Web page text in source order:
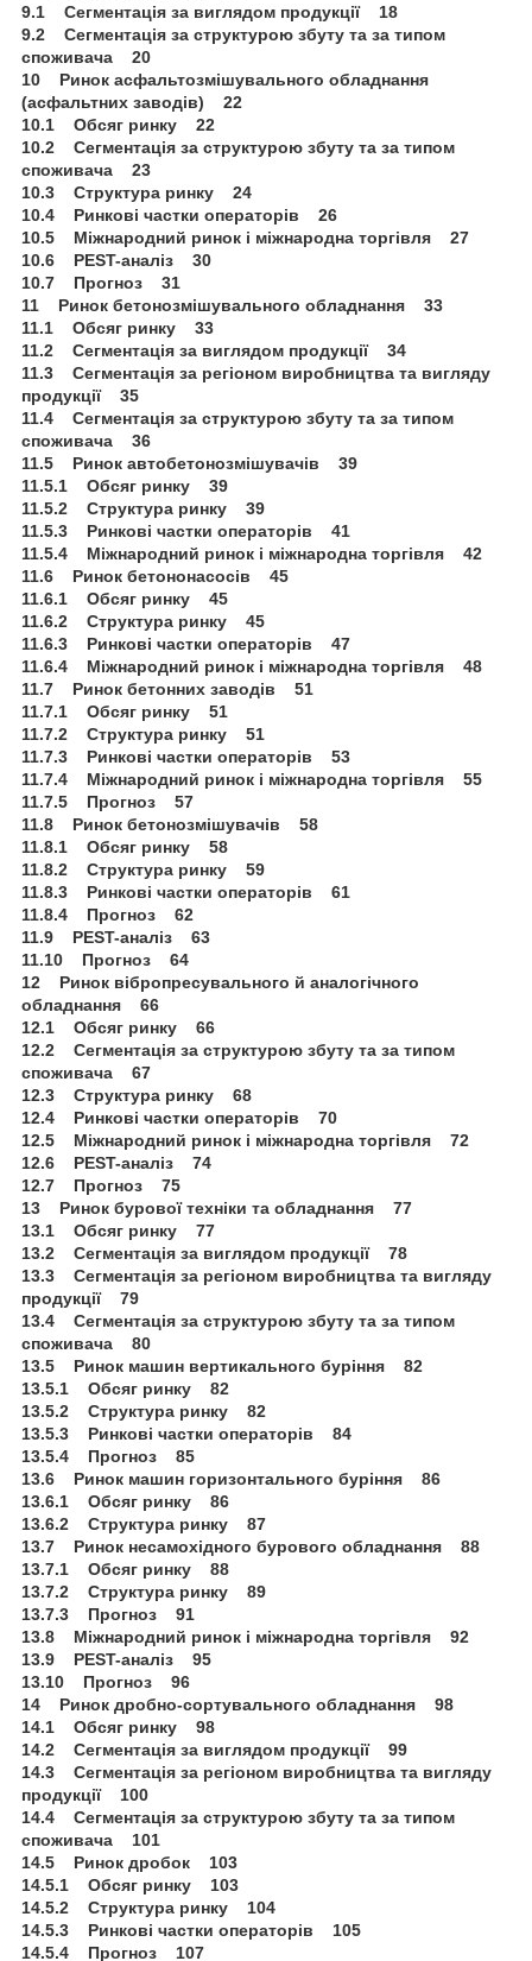
9.1 Сегментація за виглядом продукції 18
9.2 Сегментація за структурою збуту та за типом
споживача 20
10 Ринок асфальтозмішувального обладнання
(асфальтних заводів) 22
10.1 Обсяг ринку 22
10.2 Сегментація за структурою збуту та за типом
споживача 23
10.3 Структура ринку 24
10.4 Ринкові частки операторів 26
10.5 Міжнародний ринок і міжнародна торгівля 27
10.6 PEST-аналіз 30
10.7 Прогноз 31
11 Ринок бетонозмішувального обладнання 33
11.1 Обсяг ринку 33
11.2 Сегментація за виглядом продукції 34
11.3 Сегментація за регіоном виробництва та вигляду
продукції 35
11.4 Сегментація за структурою збуту та за типом
споживача 36
11.5 Ринок автобетонозмішувачів 39
11.5.1 Обсяг ринку 39
11.5.2 Структура ринку 39
11.5.3 Ринкові частки операторів 41
11.5.4 Міжнародний ринок і міжнародна торгівля 42
11.6 Ринок бетононасосів 45
11.6.1 Обсяг ринку 45
11.6.2 Структура ринку 45
11.6.3 Ринкові частки операторів 47
11.6.4 Міжнародний ринок і міжнародна торгівля 48
11.7 Ринок бетонних заводів 51
11.7.1 Обсяг ринку 51
11.7.2 Структура ринку 51
11.7.3 Ринкові частки операторів 53
11.7.4 Міжнародний ринок і міжнародна торгівля 55
11.7.5 Прогноз 57
11.8 Ринок бетонозмішувачів 58
11.8.1 Обсяг ринку 58
11.8.2 Структура ринку 59
11.8.3 Ринкові частки операторів 61
11.8.4 Прогноз 62
11.9 PEST-аналіз 63
11.10 Прогноз 64
12 Ринок вібропресувального й аналогічного
обладнання 66
12.1 Обсяг ринку 66
12.2 Сегментація за структурою збуту та за типом
споживача 67
12.3 Структура ринку 68
12.4 Ринкові частки операторів 70
12.5 Міжнародний ринок і міжнародна торгівля 72
12.6 PEST-аналіз 74
12.7 Прогноз 75
13 Ринок бурової техніки та обладнання 77
13.1 Обсяг ринку 77
13.2 Сегментація за виглядом продукції 78
13.3 Сегментація за регіоном виробництва та вигляду
продукції 79
13.4 Сегментація за структурою збуту та за типом
споживача 80
13.5 Ринок машин вертикального буріння 82
13.5.1 Обсяг ринку 82
13.5.2 Структура ринку 82
13.5.3 Ринкові частки операторів 84
13.5.4 Прогноз 85
13.6 Ринок машин горизонтального буріння 86
13.6.1 Обсяг ринку 86
13.6.2 Структура ринку 87
13.7 Ринок несамохідного бурового обладнання 88
13.7.1 Обсяг ринку 88
13.7.2 Структура ринку 89
13.7.3 Прогноз 91
13.8 Міжнародний ринок і міжнародна торгівля 92
13.9 PEST-аналіз 95
13.10 Прогноз 96
14 Ринок дробно-сортувального обладнання 98
14.1 Обсяг ринку 98
14.2 Сегментація за виглядом продукції 99
14.3 Сегментація за регіоном виробництва та вигляду
продукції 100
14.4 Сегментація за структурою збуту та за типом
споживача 101
14.5 Ринок дробок 103
14.5.1 Обсяг ринку 103
14.5.2 Структура ринку 104
14.5.3 Ринкові частки операторів 105
14.5.4 Прогноз 107